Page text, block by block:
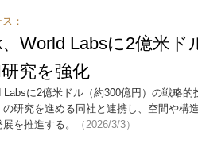
：
、World Labsに2億米
究を強化
に2億米ドル（約300億円）の戦略
研究を進める同社と連携し、空間や構
を推進する。
（2026/3/3）